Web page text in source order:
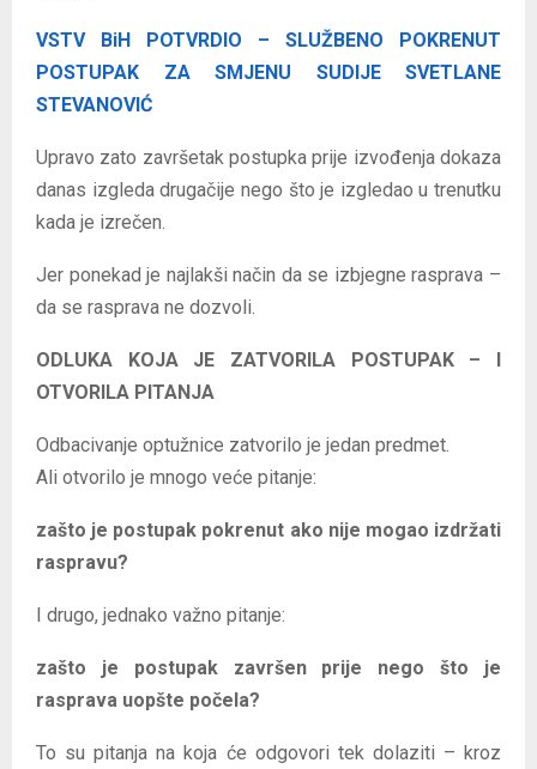
VSTV BiH POTVRDIO – SLUŽBENO POKRENUT
POSTUPAK ZA SMJENU SUDIJE SVETLANE
STEVANOVIĆ
Upravo zato završetak postupka prije izvođenja dokaza
danas izgleda drugačije nego što je izgledao u trenutku
kada je izrečen.
Jer ponekad je najlakši način da se izbjegne rasprava –
da se rasprava ne dozvoli.
ODLUKA KOJA JE ZATVORILA POSTUPAK – I
OTVORILA PITANJA
Odbacivanje optužnice zatvorilo je jedan predmet.
Ali otvorilo je mnogo veće pitanje:
zašto je postupak pokrenut ako nije mogao izdržati
raspravu?
I drugo, jednako važno pitanje:
zašto je postupak završen prije nego što je
rasprava uopšte počela?
To su pitanja na koja će odgovori tek dolaziti – kroz